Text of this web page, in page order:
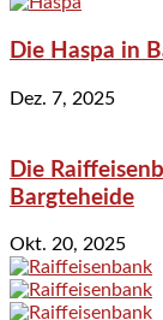
Die Haspa in
Dez. 7, 2025
Die
Bargteheide
Okt. 20, 2025